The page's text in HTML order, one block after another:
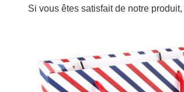
Si vous êtes satisfait de notre